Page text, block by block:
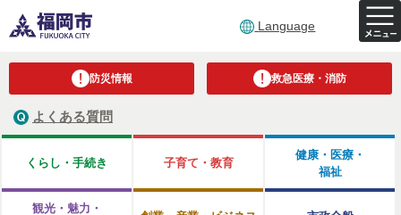
Language
防災情報 救急医療・消防
よくある質問
くらし・手続き 子育て・教育
健康・医療・
福祉
観光・魅力・